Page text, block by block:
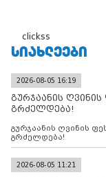
clickss
ᲡᲘᲐᲮᲚᲔᲔᲑᲘ
2026-08-05 16:19
გურჯაანის
გრძელდება!
გურჯაანის ღვინის
გრძელდება!
2026-08-05 11:21